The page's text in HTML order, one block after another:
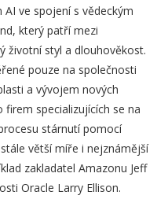
ve spojení s vědeckým
který patří mezi
životní styl a dlouhověkost.
pouze na společnosti
a vývojem nových
specializujících se na
stárnutí pomocí
větší míře i nejznámější
zakladatel Amazonu Jeff
Oracle Larry Ellison.